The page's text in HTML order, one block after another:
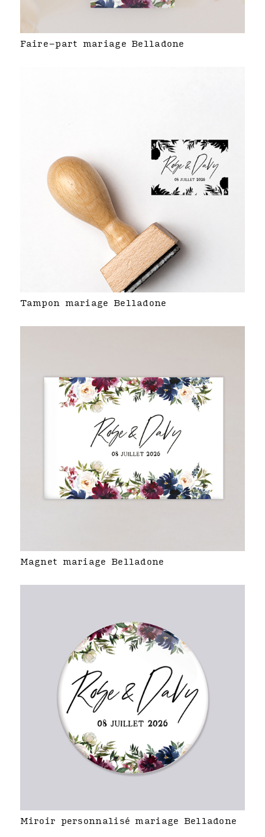
Faire-part mariage Belladone
Tampon mariage Belladone
Magnet mariage Belladone
Miroir personnalisé mariage Belladone